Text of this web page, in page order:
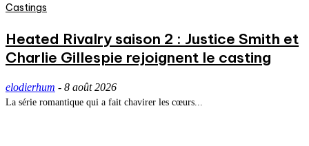
Castings
Heated Rivalry saison 2 : Justice Smith et
Charlie Gillespie rejoignent le casting
elodierhum - 8 août 2026
La série romantique qui a fait chavirer les cœurs...